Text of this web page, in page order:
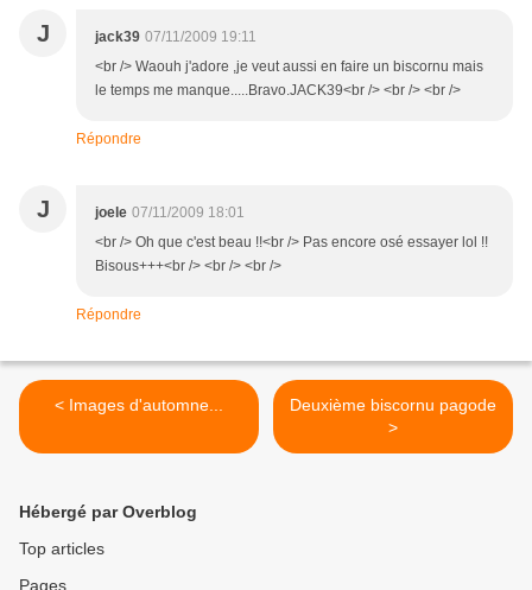
J jack39 07/11/2009 19:11
<br /> Waouh j'adore ,je veut aussi en faire un biscornu mais
le temps me manque.....Bravo.JACK39<br /> <br /> <br />
Répondre
J joele 07/11/2009 18:01
<br /> Oh que c'est beau !!<br /> Pas encore osé essayer lol !!
Bisous+++<br /> <br /> <br />
Répondre
< Images d'automne...
Deuxième biscornu pagode
>
Hébergé par Overblog
Top articles
Pages